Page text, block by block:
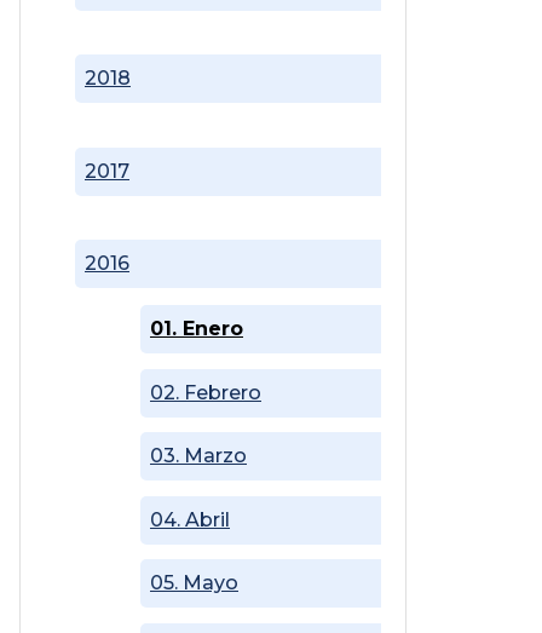
2016
01. Enero
02. Febrero
03. Marzo
04. Abril
05. Mayo
2017
2018